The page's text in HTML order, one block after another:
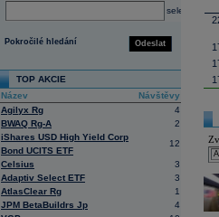
select
Odeslat
Pokročilé hledání
TOP AKCIE
Název
Návštěvy
Agilyx Rg
4
BWAQ Rg-A
2
iShares USD High Yield Corp
Bond UCITS ETF
12
Celsius
3
Adaptiv Select ETF
3
AtlasClear Rg
1
JPM BetaBuildrs Jp
4